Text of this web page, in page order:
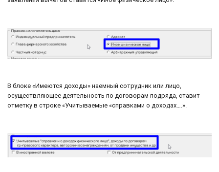
В блоке «Имеются доходы» наемный сотрудник или лицо,
осуществляющее деятельность по договорам подряда, ставит
отметку в строке «Учитываемые «справками о доходах….».